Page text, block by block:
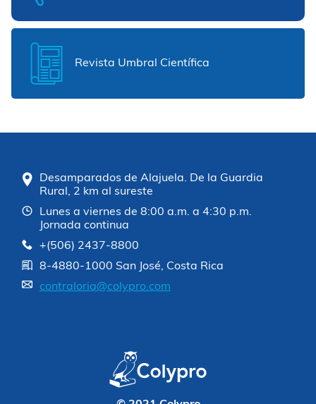
Revista Umbral Científica
Desamparados de Alajuela. De la Guardia
Rural, 2 km al sureste
Lunes a viernes de 8:00 a.m. a 4:30 p.m.
Jornada continua
+(506) 2437-8800
8-4880-1000 San José, Costa Rica
contraloria@colypro.com